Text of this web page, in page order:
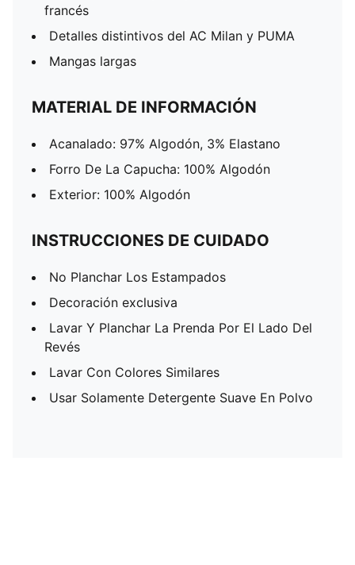
francés
Detalles distintivos del AC Milan y PUMA
Mangas largas
MATERIAL DE INFORMACIÓN
Acanalado: 97% Algodón, 3% Elastano
Forro De La Capucha: 100% Algodón
Exterior: 100% Algodón
INSTRUCCIONES DE CUIDADO
No Planchar Los Estampados
Decoración exclusiva
Lavar Y Planchar La Prenda Por El Lado Del
Revés
Lavar Con Colores Similares
Usar Solamente Detergente Suave En Polvo